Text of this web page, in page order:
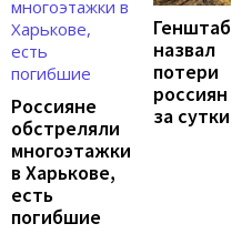
Россияне
обстреляли
многоэтажки
в Харькове,
есть
погибшие
Генштаб
назвал
потери
россиян
за сутки